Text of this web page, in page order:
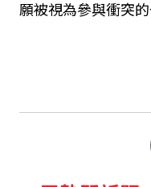
願被視為參與衝突